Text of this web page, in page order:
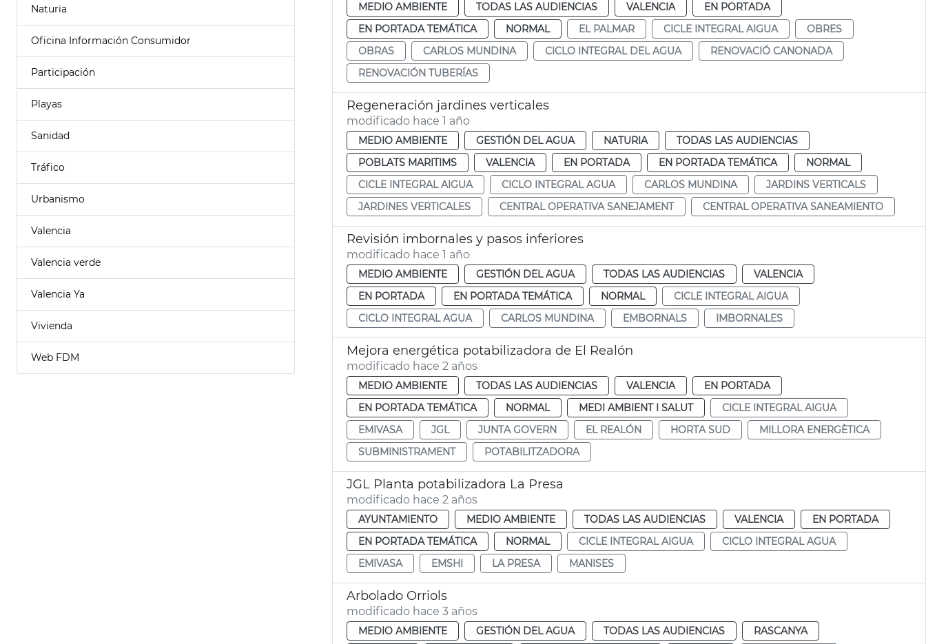
Naturia
Oficina Información Consumidor
Participación
Playas
Sanidad
Tráfico
Urbanismo
Valencia
Valencia verde
Valencia Ya
Vivienda
Web FDM
MEDIO AMBIENTE TODAS LAS AUDIENCIAS VALENCIA
EN PORTADA
EN PORTADA TEMÁTICA
NORMAL EL PALMAR CICLE INTEGRAL AIGUA
OBRES
OBRAS
CARLOS MUNDINA CICLO INTEGRAL DEL AGUA
RENOVACIÓ CANONADA
RENOVACIÓN TUBERÍAS
Regeneración jardines verticales
modificado hace 1 año
MEDIO AMBIENTE GESTIÓN DEL AGUA NATURIA
TODAS LAS AUDIENCIAS
POBLATS MARITIMS
VALENCIA EN PORTADA EN PORTADA TEMÁTICA
NORMAL
CICLE INTEGRAL AIGUA
CICLO INTEGRAL AGUA CARLOS MUNDINA
JARDINS VERTICALS
JARDINES VERTICALES
CENTRAL OPERATIVA SANEJAMENT CENTRAL OPERATIVA SANEAMIENTO
Revisión imbornales y pasos inferiores
modificado hace 1 año
MEDIO AMBIENTE GESTIÓN DEL AGUA TODAS LAS AUDIENCIAS
VALENCIA
EN PORTADA
EN PORTADA TEMÁTICA NORMAL
CICLE INTEGRAL AIGUA
CICLO INTEGRAL AGUA
CARLOS MUNDINA EMBORNALS IMBORNALES
Mejora energética potabilizadora de El Realón
modificado hace 2 años
MEDIO AMBIENTE TODAS LAS AUDIENCIAS VALENCIA
EN PORTADA
EN PORTADA TEMÁTICA
NORMAL MEDI AMBIENT I SALUT
CICLE INTEGRAL AIGUA
EMIVASA
JGL JUNTA GOVERN EL REALÓN HORTA SUD
MILLORA ENERGÈTICA
SUBMINISTRAMENT
POTABILITZADORA
JGL Planta potabilizadora La Presa
modificado hace 2 años
AYUNTAMIENTO MEDIO AMBIENTE TODAS LAS AUDIENCIAS VALENCIA
EN PORTADA
EN PORTADA TEMÁTICA
NORMAL CICLE INTEGRAL AIGUA
CICLO INTEGRAL AGUA
EMIVASA
EMSHI LA PRESA MANISES
Arbolado Orriols
modificado hace 3 años
MEDIO AMBIENTE GESTIÓN DEL AGUA TODAS LAS AUDIENCIAS
RASCANYA